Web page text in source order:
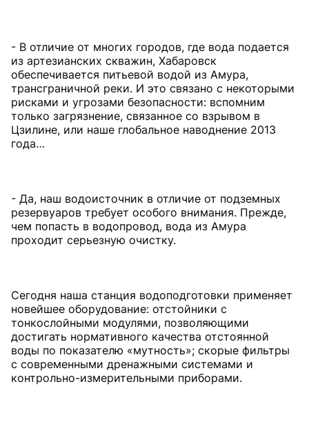
- В отличие от многих городов, где вода подается
из артезианских скважин, Хабаровск
обеспечивается питьевой водой из Амура,
трансграничной реки. И это связано с некоторыми
рисками и угрозами безопасности: вспомним
только загрязнение, связанное со взрывом в
Цзилине, или наше глобальное наводнение 2013
года…
- Да, наш водоисточник в отличие от подземных
резервуаров требует особого внимания. Прежде,
чем попасть в водопровод, вода из Амура
проходит серьезную очистку.
Сегодня наша станция водоподготовки применяет
новейшее оборудование: отстойники с
тонкослойными модулями, позволяющими
достигать нормативного качества отстоянной
воды по показателю «мутность»; скорые фильтры
с современными дренажными системами и
контрольно-измерительными приборами.